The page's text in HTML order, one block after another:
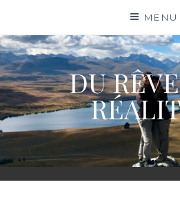
content
MENU
DU